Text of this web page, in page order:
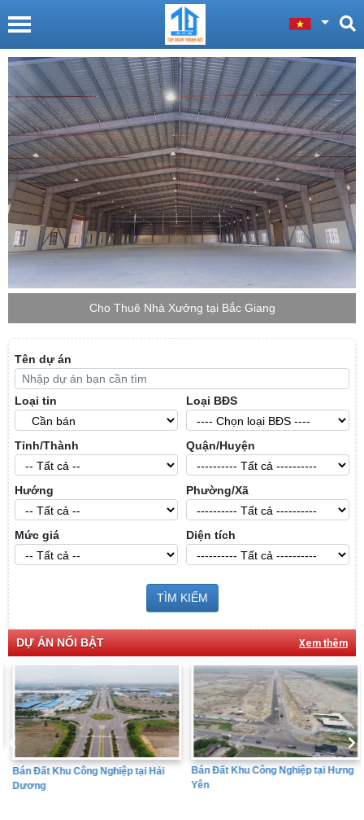
Cho Thuê Nhà Xưởng tại Bắc Giang
Tên dự án
Loại tin Loại BĐS
Tỉnh/Thành Quận/Huyện
Hướng Phường/Xã
Mức giá Diện tích
TÌM KIẾM
DỰ ÁN NỔI BẬT Xem thêm
Bán Đất Khu Công Nghiệp tại Hải
Dương
Bán Đất Khu Công Nghiệp tại Hưng
Yên